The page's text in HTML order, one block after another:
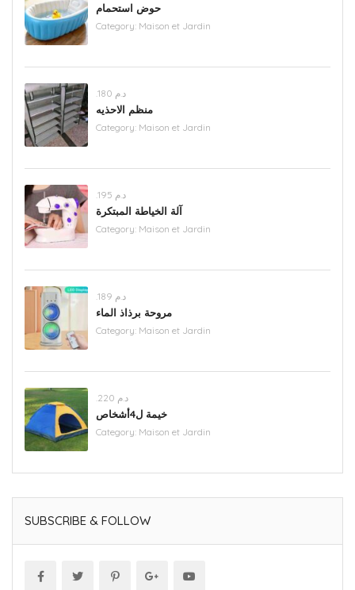
حوض استحمام
Category: Maison et Jardin
.د.م 180
منظم الاحذيه
Category: Maison et Jardin
.د.م 195
آلة الخياطة المبتكرة
Category: Maison et Jardin
.د.م 189
مروحة برذاذ الماء
Category: Maison et Jardin
.د.م 220
خيمة ل4أشخاص
Category: Maison et Jardin
SUBSCRIBE & FOLLOW